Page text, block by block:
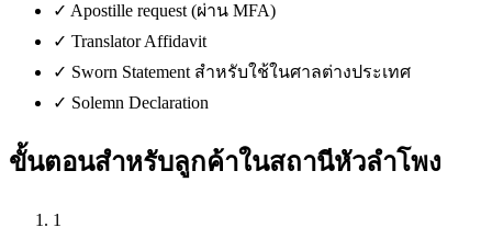
✓ Apostille request (ผ่าน MFA)
✓ Translator Affidavit
✓ Sworn Statement สำหรับใช้ในศาลต่างประเทศ
✓ Solemn Declaration
ขั้นตอนสำหรับลูกค้าในสถานีหัวลำโพง
1